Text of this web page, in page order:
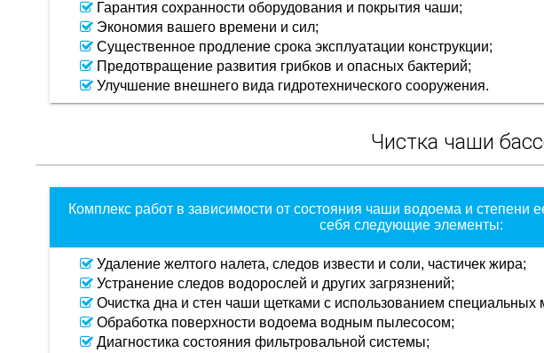
Гарантия сохранности оборудования и покрытия чаши;
Экономия вашего времени и сил;
Существенное продление срока эксплуатации конструкции;
Предотвращение развития грибков и опасных бактерий;
Улучшение внешнего вида гидротехнического сооружения.
Чистка чаши
Комплекс работ в зависимости от состояния чаши водоема и степени
себя следующие элементы:
Удаление желтого налета, следов извести и соли, частичек жира;
Устранение следов водорослей и других загрязнений;
Очистка дна и стен чаши щетками с использованием специальных
Обработка поверхности водоема водным пылесосом;
Диагностика состояния фильтровальной системы;